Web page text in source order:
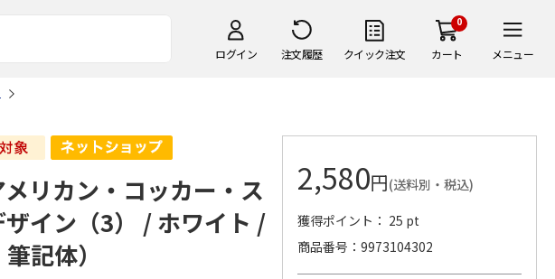
ログイン 注文履歴 クイック注文
0
カート メニュー
リカン・コッカー・ス
イン（3） / ホワイト /
記体）
2,580円(送料別・税込)
獲得ポイント： 25 pt
商品番号
9973104302